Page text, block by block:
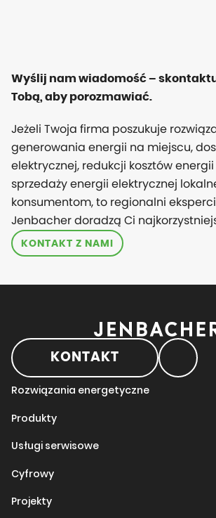
Wyślij nam wiadomość –
Tobą, aby porozmawiać.
Jeżeli Twoja firma poszukuje
generowania energii na miejscu,
elektrycznej, redukcji kosztów energii
sprzedaży energii elektrycznej
konsumentom, to regionalni
Jenbacher doradzą Ci
KONTAKT Z NAMI
KONTAKT
Rozwiązania energetyczne
Produkty
Usługi serwisowe
Cyfrowy
Projekty